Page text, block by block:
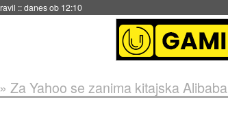
::danes ob 12:10
» Za Yahoo se zanima kitajska Alibaba